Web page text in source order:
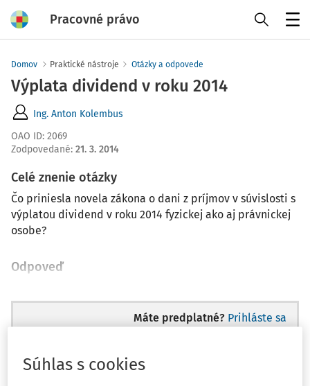
Pracovné právo
Domov Praktické nástroje Otázky a odpovede
Výplata dividend v roku 2014
Ing. Anton Kolembus
OAO ID: 2069
Zodpovedané: 21. 3. 2014
Celé znenie otázky
Čo priniesla novela zákona o dani z príjmov v súvislosti s
výplatou dividend v roku 2014 fyzickej ako aj právnickej
osobe?
Odpoveď
Máte predplatné? Prihláste sa
Súhlas s cookies